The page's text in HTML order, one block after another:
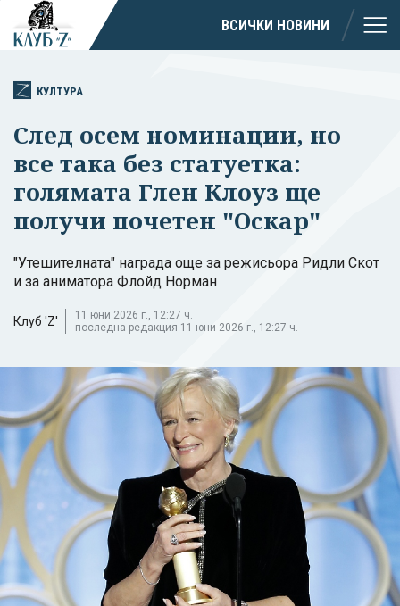
ВСИЧКИ НОВИНИ
КУЛТУРА
След осем номинации, но
все така без статуетка:
голямата Глен Клоуз ще
получи почетен "Оскар"
"Утешителната" награда още за режисьора Ридли Скот
и за аниматора Флойд Норман
Клуб 'Z'
11 юни 2026 г., 12:27 ч.
последна редакция 11 юни 2026 г., 12:27 ч.